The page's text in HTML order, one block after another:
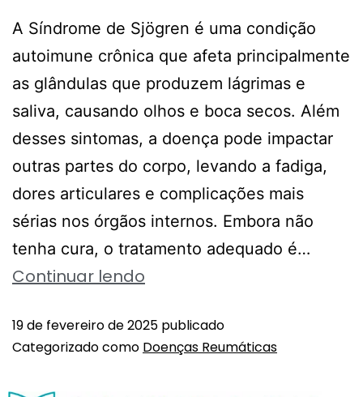
A Síndrome de Sjögren é uma condição
autoimune crônica que afeta principalmente
as glândulas que produzem lágrimas e
saliva, causando olhos e boca secos. Além
desses sintomas, a doença pode impactar
outras partes do corpo, levando a fadiga,
dores articulares e complicações mais
sérias nos órgãos internos. Embora não
tenha cura, o tratamento adequado é…
Continuar lendo
19 de fevereiro de 2025 publicado
Categorizado como Doenças Reumáticas